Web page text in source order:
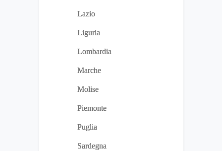
Lazio
Liguria
Lombardia
Marche
Molise
Piemonte
Puglia
Sardegna